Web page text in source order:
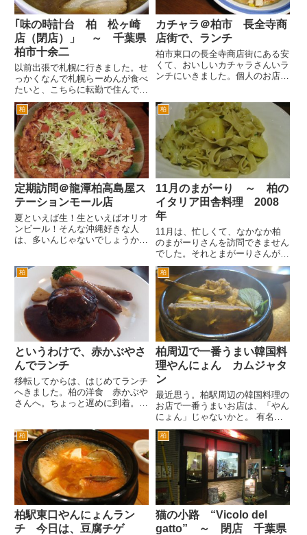
｢味の時計台 柏 松ヶ崎
店（閉店）」 ～ 千葉県
柏市十余二
以前出張で札幌に行きました。せ
っかくなんで札幌らーめんが食べ
たいと、こちらに転勤で住んでい
た同僚に電話をして「いま札幌な
んだけど、おいしいらーめん屋さ
んおしえて」と聞いたところ「場
所がわからないから説明できない
けど、時計台というチェーン店
は...
カチャラ＠柏市 長全寺商
店街で、ランチ
柏市東口の長全寺商店街にある安
くて、おいしいカチャラさんいラ
ンチにいきました。個人のお店と
ボリュームも男性には、うれしい
です。 カチャラ丼…650円です。
このボリュームで、650...
柏
定期訪問＠龍潭柏高島屋ス
テーションモール店
夏といえば生！生といえばオリオ
ンビール！そんな沖縄好きな人
は、多いんじゃないでしょうか。
料理のお店が、てっとりばやいで
すね。龍潭柏高島屋ステーション
モール店にきました。 まず
は、...
柏
11月のまがーり ～ 柏の
イタリア田舎料理 2008
年
11月は、忙しくて、なかなか柏
のまがーりさんを訪問できません
でした。それとまがーりさんが、
今月は、月中ころにイタリアへ料
理研修に行ってらっしゃったん
で、お店が、連続休業していまい
た。 そのころに行けるチャンス
があったのですが、お店が、休業
中...
柏
というわけで、赤かぶやさ
んでランチ
移転してからは、はじめてランチ
へきました。柏の洋食 赤かぶや
さんへ。ちょっと遅めに到着。で
時までランチやってくれるなん
て、リンガーハット並みに親切だ
な。 基本的にハンバーグを食べ
に...
柏
柏周辺で一番うまい韓国料
理やんにょん カムジャタ
ン
最近思う。柏駅周辺の韓国料理の
お店で一番うまいお店は、「やん
にょん」じゃないかと。 有名な
お店や大きくてきれいなお店もあ
るけど、「やんにょん」が、一番
僕の口に合うかもしれない。 そ
んなことを思いながらやんにょん
のランチにやってきた。 柏
駅...
柏
柏駅東口やんにょんラン
チ 今日は、豆腐チゲ
柏
猫の小路 “Vicolo del
gatto” ～ 閉店 千葉県